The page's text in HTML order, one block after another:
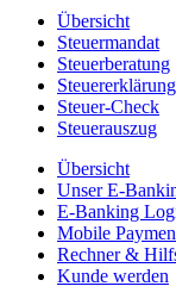
Übersicht
Steuermandat
Steuerberatung
Steuer-Check
Steuerauszug
Übersicht
Unser E-
E-Banking
Mobile
Rechner &
Kunde werden